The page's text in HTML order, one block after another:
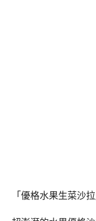
「優格水果生菜沙拉